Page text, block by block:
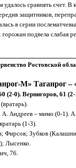
сравнять счет.
защитников,
в серии
подвела слабая
Ростовской
М» Таганрог –
(2-0). Вернигоров, 61
Андреев – мимо (0-1).
(1-3).
Фирсов; Зубков
; Лысенко.
76.